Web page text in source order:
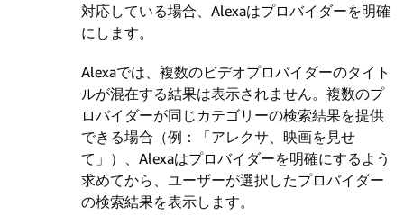
対応している場合、Alexaはプロバイダーを明確
にします。
Alexaでは、複数のビデオプロバイダーのタイト
ルが混在する結果は表示されません。複数のプ
ロバイダーが同じカテゴリーの検索結果を提供
できる場合（例：「アレクサ、映画を見せ
て」）、Alexaはプロバイダーを明確にするよう
求めてから、ユーザーが選択したプロバイダー
の検索結果を表示します。